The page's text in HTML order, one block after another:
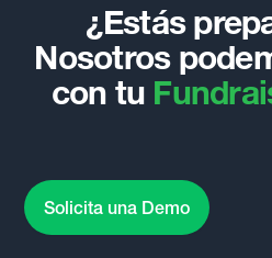
¿Estás
Nosotros
con tu
Solicita una Demo